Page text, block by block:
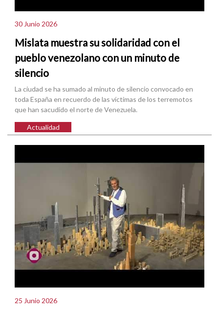
30 Junio 2026
Mislata muestra su solidaridad con el
pueblo venezolano con un minuto de
silencio
La ciudad se ha sumado al minuto de silencio convocado en
toda España en recuerdo de las víctimas de los terremotos
que han sacudido el norte de Venezuela.
Actualidad
25 Junio 2026